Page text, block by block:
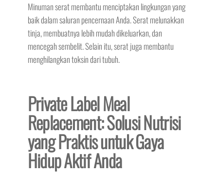
Minuman serat membantu menciptakan lingkungan yang
baik dalam saluran pencernaan Anda. Serat melunakkan
tinja, membuatnya lebih mudah dikeluarkan, dan
mencegah sembelit. Selain itu, serat juga membantu
menghilangkan toksin dari tubuh.
Private Label Meal
Replacement: Solusi Nutrisi
yang Praktis untuk Gaya
Hidup Aktif Anda